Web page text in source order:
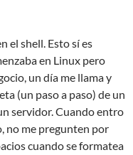
el shell. Esto sí es
en Linux pero
un día me llama y
(un paso a paso) de un
servidor. Cuando entro
no me pregunten por
cuando se formatea